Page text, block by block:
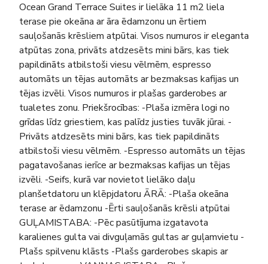
Ocean Grand Terrace Suites ir lielāka 11 m2 liela
terase pie okeāna ar āra ēdamzonu un ērtiem
sauļošanās krēsliem atpūtai. Visos numuros ir eleganta
atpūtas zona, privāts atdzesēts mini bārs, kas tiek
papildināts atbilstoši viesu vēlmēm, espresso
automāts un tējas automāts ar bezmaksas kafijas un
tējas izvēli. Visos numuros ir plašas garderobes ar
tualetes zonu. Priekšrocības: -Plaša izmēra logi no
grīdas līdz griestiem, kas palīdz justies tuvāk jūrai. -
Privāts atdzesēts mini bārs, kas tiek papildināts
atbilstoši viesu vēlmēm. -Espresso automāts un tējas
pagatavošanas ierīce ar bezmaksas kafijas un tējas
izvēli. -Seifs, kurā var novietot lielāko daļu
planšetdatoru un klēpjdatoru ĀRĀ: -Plaša okeāna
terase ar ēdamzonu -Ērti sauļošanās krēsli atpūtai
GUĻAMISTABA: -Pēc pasūtījuma izgatavota
karalienes gulta vai divguļamās gultas ar guļamvietu -
Plašs spilvenu klāsts -Plašs garderobes skapis ar